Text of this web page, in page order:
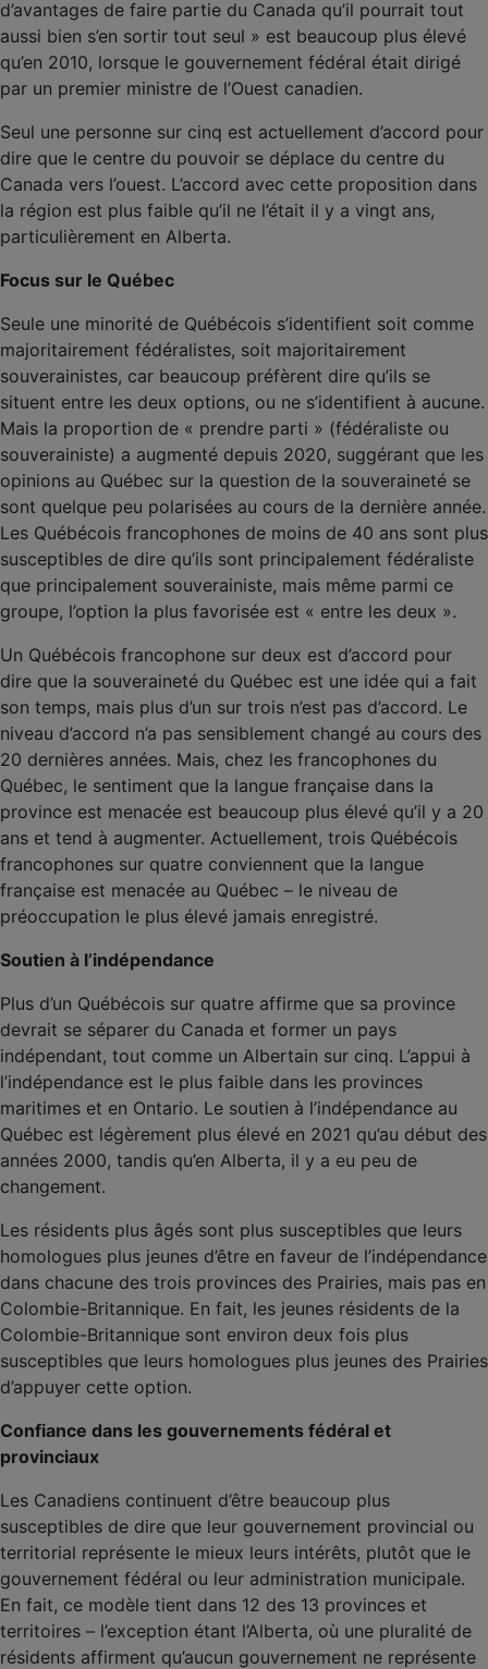
d’avantages de faire partie du Canada qu’il pourrait tout
aussi bien s’en sortir tout seul » est beaucoup plus élevé
qu’en 2010, lorsque le gouvernement fédéral était dirigé
par un premier ministre de l’Ouest canadien.
Seul une personne sur cinq est actuellement d’accord pour
dire que le centre du pouvoir se déplace du centre du
Canada vers l’ouest. L’accord avec cette proposition dans
la région est plus faible qu’il ne l’était il y a vingt ans,
particulièrement en Alberta.
Focus sur le Québec
Seule une minorité de Québécois s’identifient soit comme
majoritairement fédéralistes, soit majoritairement
souverainistes, car beaucoup préfèrent dire qu’ils se
situent entre les deux options, ou ne s’identifient à aucune.
Mais la proportion de « prendre parti » (fédéraliste ou
souverainiste) a augmenté depuis 2020, suggérant que les
opinions au Québec sur la question de la souveraineté se
sont quelque peu polarisées au cours de la dernière année.
Les Québécois francophones de moins de 40 ans sont plus
susceptibles de dire qu’ils sont principalement fédéraliste
que principalement souverainiste, mais même parmi ce
groupe, l’option la plus favorisée est « entre les deux ».
Un Québécois francophone sur deux est d’accord pour
dire que la souveraineté du Québec est une idée qui a fait
son temps, mais plus d’un sur trois n’est pas d’accord. Le
niveau d’accord n’a pas sensiblement changé au cours des
20 dernières années. Mais, chez les francophones du
Québec, le sentiment que la langue française dans la
province est menacée est beaucoup plus élevé qu’il y a 20
ans et tend à augmenter. Actuellement, trois Québécois
francophones sur quatre conviennent que la langue
française est menacée au Québec – le niveau de
préoccupation le plus élevé jamais enregistré.
Soutien à l’indépendance
Plus d’un Québécois sur quatre affirme que sa province
devrait se séparer du Canada et former un pays
indépendant, tout comme un Albertain sur cinq. L’appui à
l’indépendance est le plus faible dans les provinces
maritimes et en Ontario. Le soutien à l’indépendance au
Québec est légèrement plus élevé en 2021 qu’au début des
années 2000, tandis qu’en Alberta, il y a eu peu de
changement.
Les résidents plus âgés sont plus susceptibles que leurs
homologues plus jeunes d’être en faveur de l’indépendance
dans chacune des trois provinces des Prairies, mais pas en
Colombie-Britannique. En fait, les jeunes résidents de la
Colombie-Britannique sont environ deux fois plus
susceptibles que leurs homologues plus jeunes des Prairies
d’appuyer cette option.
Confiance dans les gouvernements fédéral et
provinciaux
Les Canadiens continuent d’être beaucoup plus
susceptibles de dire que leur gouvernement provincial ou
territorial représente le mieux leurs intérêts, plutôt que le
gouvernement fédéral ou leur administration municipale.
En fait, ce modèle tient dans 12 des 13 provinces et
territoires – l’exception étant l’Alberta, où une pluralité de
résidents affirment qu’aucun gouvernement ne représente